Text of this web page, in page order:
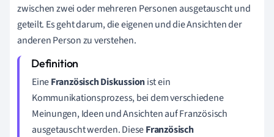
zwischen zwei oder mehreren Personen ausgetauscht und
geteilt. Es geht darum, die eigenen und die Ansichten der
anderen Person zu verstehen.
EineFranzösisch Diskussionist ein
Kommunikationsprozess, bei dem verschiedene
Meinungen, Ideen und Ansichten auf Französisch
ausgetauscht werden. DieseFranzösisch